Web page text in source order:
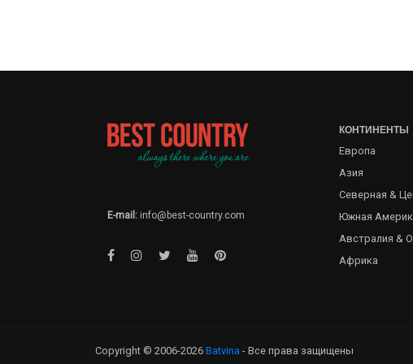
E-mail: info@best-country.com
КОНТИНЕНТЫ
Европа
Азия
Северная &
Южная
Австралия &
Африка
Copyright © 2006-2026 Batvina - Все права защищены